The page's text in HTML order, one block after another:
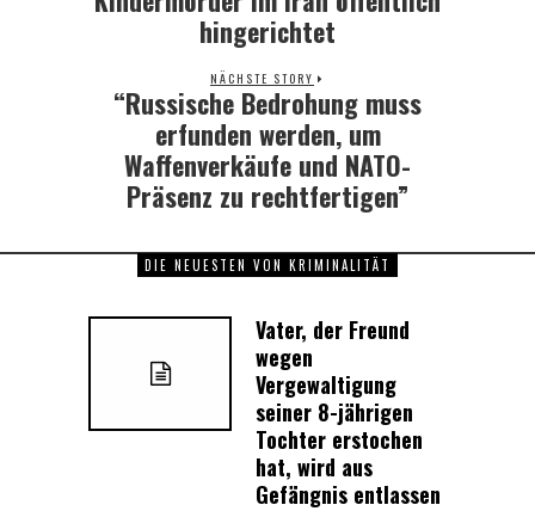
post:
hingerichtet
NÄCHSTE STORY
Next
post:
“Russische Bedrohung muss
erfunden werden, um
Waffenverkäufe und NATO-
Präsenz zu rechtfertigen”
DIE NEUESTEN VON KRIMINALITÄT
Vater, der Freund
wegen
Vergewaltigung
seiner 8-jährigen
Tochter erstochen
hat, wird aus
Gefängnis entlassen